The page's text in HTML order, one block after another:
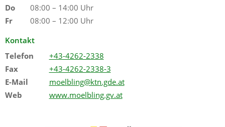
Do
08:00 – 14:00 Uhr
Fr
08:00 – 12:00 Uhr
Kontakt
Telefon
+43-4262-2338
Fax
+43-4262-2338-3
E-Mail
moelbling@ktn.gde.at
Web
www.moelbling.gv.at